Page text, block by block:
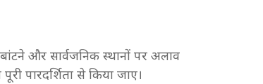
और सार्वजनिक स्थानों पर अलाव
पारदर्शिता से किया जाए।